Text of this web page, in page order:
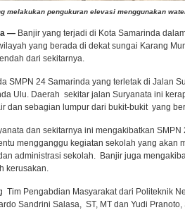
melakukan pengukuran elevasi menggunakan
— Banjir yang terjadi di Kota Samarinda
yang berada di dekat sungai Karang
dari sekitarnya.
SMPN 24 Samarinda yang terletak di Jalan
Ulu. Daerah sekitar jalan Suryanata ini
dan sebagian lumpur dari bukit-bukit yang
dan sekitarnya ini mengakibatkan
mengganggu kegiatan sekolah yang akan
administrasi sekolah. Banjir juga
kerusakan.
Tim Pengabdian Masyarakat dari Politeknik
Sandrini Salasa, ST, MT dan Yudi